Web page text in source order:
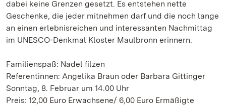
dabei keine Grenzen gesetzt. Es entstehen nette
Geschenke, die jeder mitnehmen darf und die noch lange
an einen erlebnisreichen und interessanten Nachmittag
im UNESCO-Denkmal Kloster Maulbronn erinnern.
Familienspaß: Nadel filzen
Referentinnen: Angelika Braun oder Barbara Gittinger
Sonntag, 8. Februar um 14.00 Uhr
Preis: 12,00 Euro Erwachsene/ 6,00 Euro Ermäßigte